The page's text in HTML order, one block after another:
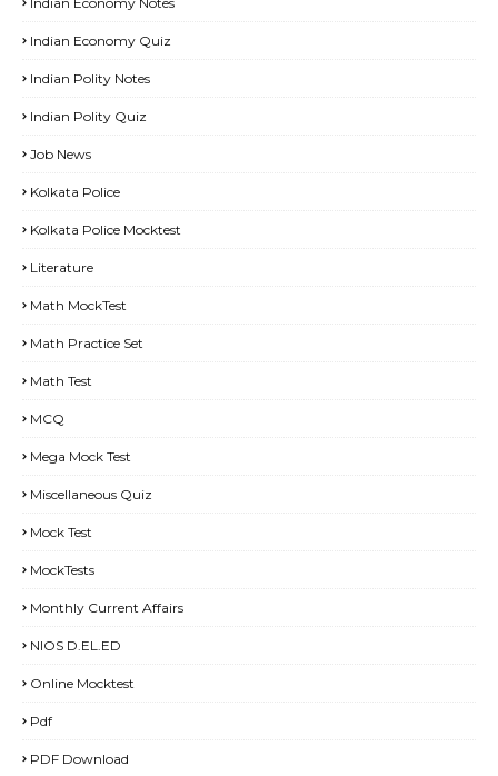
Indian Economy Quiz
Indian Polity Notes
Indian Polity Quiz
Job News
Kolkata Police
Kolkata Police Mocktest
Literature
Math MockTest
Math Practice Set
Math Test
MCQ
Mega Mock Test
Miscellaneous Quiz
Mock Test
MockTests
Monthly Current Affairs
NIOS D.EL.ED
Online Mocktest
Pdf
PDF Download